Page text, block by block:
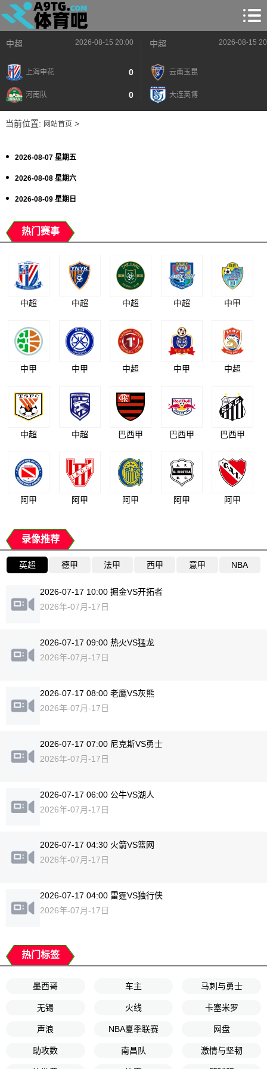
中超 2026-08-15 20:00
上海申花 0
河南队 0
中超 2026-08-15
云南玉昆
大连英博
当前位置: 网站首页>
2026-08-07 星期五
2026-08-08 星期六
2026-08-09 星期日
热门赛事
中超 中超 中超 中超 中甲
中甲 中甲 中超 中甲 中超
中超 中超 巴西甲 巴西甲 巴西甲
阿甲 阿甲 阿甲 阿甲 阿甲
录像推荐
英超 德甲 法甲 西甲 意甲 NBA
2026-07-17 10:00 掘金VS开拓者
2026年-07月-17日
2026-07-17 09:00 热火VS猛龙
2026年-07月-17日
2026-07-17 08:00 老鹰VS灰熊
2026年-07月-17日
2026-07-17 07:00 尼克斯VS勇士
2026年-07月-17日
2026-07-17 06:00 公牛VS湖人
2026年-07月-17日
2026-07-17 04:30 火箭VS篮网
2026年-07月-17日
2026-07-17 04:00 雷霆VS独行侠
2026年-07月-17日
热门标签
墨西哥 车主 马刺与勇士
无锡 火线 卡塞米罗
声浪 NBA夏季联赛 网盘
助攻数 南昌队 激情与坚韧